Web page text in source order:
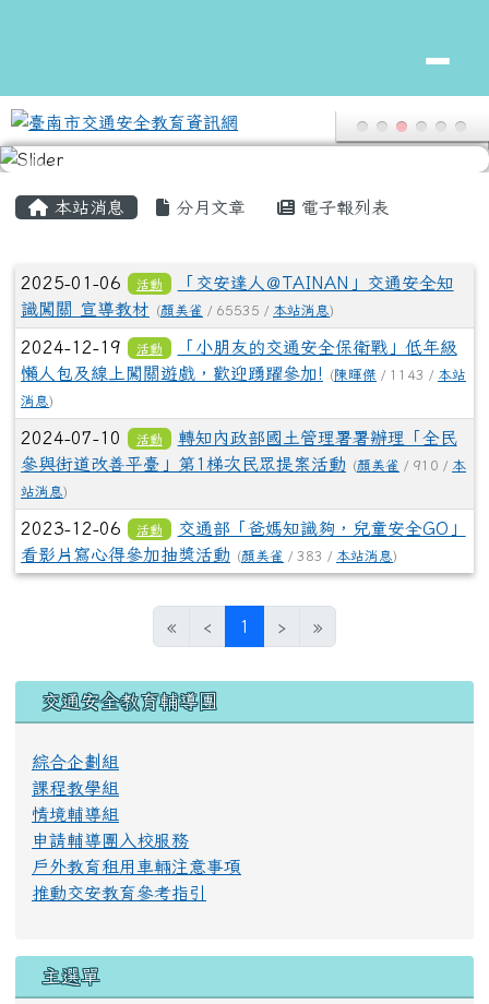
本站消息 分月文章 電子報列表
文章列表
2025-01-06 活動
「交安達人＠TAINAN」交通安全知
識闖關 宣導教材
(顏美雀 / 65535 / 本站消息)
2024-12-19 活動
「小朋友的交通安全保衛戰」低年級
懶人包及線上闖關遊戲，歡迎踴躍參加!
(陳暉傑 / 1143 / 本站
消息)
2024-07-10 活動
轉知內政部國土管理署署辦理「全民
參與街道改善平臺」第1梯次民眾提案活動
(顏美雀 / 910 / 本
站消息)
2023-12-06 活動
交通部「爸媽知識夠，兒童安全GO」
看影片寫心得參加抽獎活動
(顏美雀 / 383 / 本站消息)
« ‹ 1 (目前頁次)
› »
左邊區域內容
交通安全教育輔導團
綜合企劃組
課程教學組
情境輔導組
申請輔導團入校服務
戶外教育租用車輛注意事項
推動交安教育參考指引
主選單